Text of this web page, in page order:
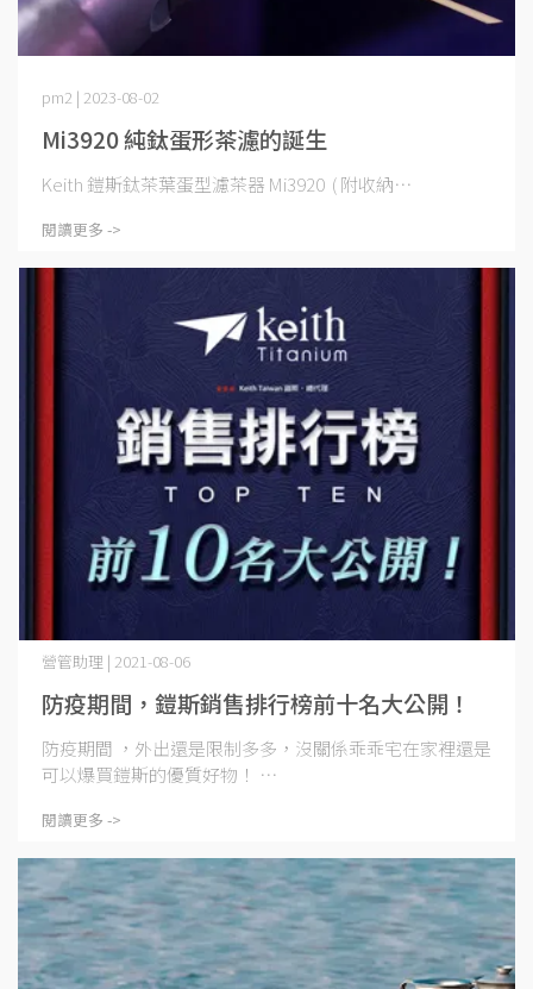
Mi3920 純鈦蛋形茶濾的誕生
pm2 | 2023-08-02
Keith 鎧斯鈦茶葉蛋型濾茶器 Mi3920 ( 附收納⋯
閱讀更多 ->
防疫期間，鎧斯銷售排行榜前十名大公開！
營管助理 | 2021-08-06
防疫期間 ，外出還是限制多多，沒關係乖乖宅在家裡還是
可以爆買鎧斯的優質好物！ ⋯
閱讀更多 ->